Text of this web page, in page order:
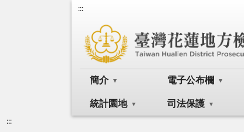
:::
簡介 電子公布欄
統計園地 司法保護
:::